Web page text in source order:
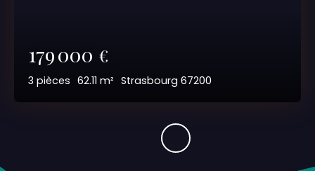
179 000 €
3 pièces 62.11 m² Strasbourg 67200